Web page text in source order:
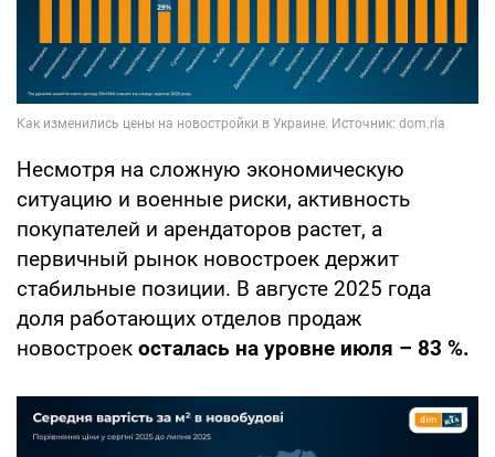
Несмотря на сложную экономическую
ситуацию и военные риски, активность
покупателей и арендаторов растет, а
первичный рынок новостроек держит
стабильные позиции. В августе 2025 года
доля работающих отделов продаж
новостроек осталась на уровне июля – 83 %.